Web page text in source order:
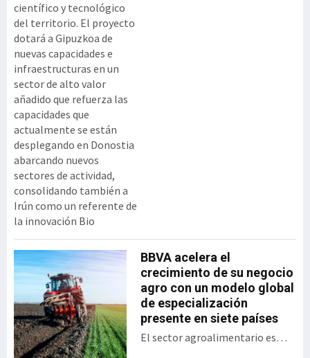
BBVA acelera el
crecimiento de su negocio
agro con un modelo global
de especialización
presente en siete países
El sector agroalimentario es
científico y tecnológico
del territorio. El proyecto
dotará a Gipuzkoa de
nuevas capacidades e
infraestructuras en un
sector de alto valor
añadido que refuerza las
capacidades que
actualmente se están
desplegando en Donostia
abarcando nuevos
sectores de actividad,
consolidando también a
Irún como un referente de
la innovación Bio